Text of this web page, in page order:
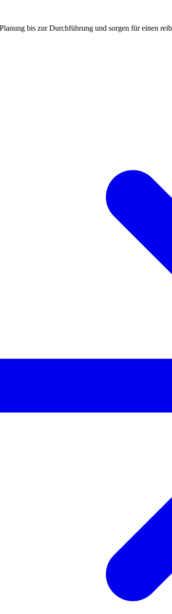
bis zur Durchführung und sorgen für einen